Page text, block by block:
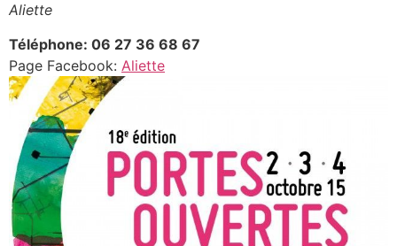
Aliette
Téléphone: 06 27 36 68 67
Page Facebook: Aliette